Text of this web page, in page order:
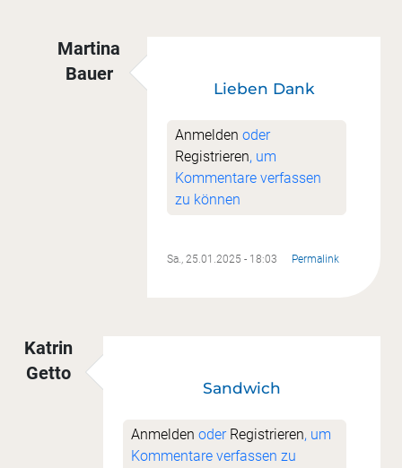
Martina
Bauer
vonSandra Butt
Lieben Dank
Anmelden oder
Registrieren, um
Kommentare verfassen
zu können
Sa., 25.01.2025 - 18:03 Permalink
Katrin
Getto
Sandwich
Anmelden oder Registrieren, um
Kommentare verfassen zu